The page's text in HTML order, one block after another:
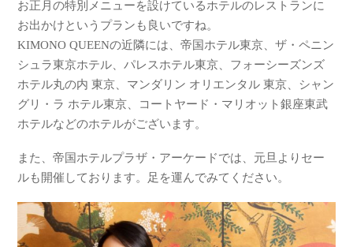
お正月の特別メニューを設けているホテルのレストランに
お出かけというプランも良いですね。
KIMONO QUEENの近隣には、帝国ホテル東京、ザ・ペニン
シュラ東京ホテル、パレスホテル東京、フォーシーズンズ
ホテル丸の内 東京、マンダリン オリエンタル 東京、シャン
グリ・ラ ホテル東京、コートヤード・マリオット銀座東武
ホテルなどのホテルがございます。
また、帝国ホテルプラザ・アーケードでは、元旦よりセー
ルも開催しております。足を運んでみてください。